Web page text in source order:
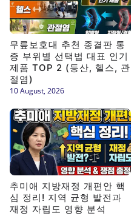
무릎보호대 추천 종결판 통
증 부위별 선택법 대표 인기
제품 TOP 2 (등산, 헬스, 관
절염)
10 August, 2026
추미애 지방재정 개편안 핵
심 정리! 지역 균형 발전과
재정 자립도 영향 분석